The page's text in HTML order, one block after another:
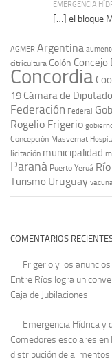
EMERGENCIA
[…] el bloque
AGMER Argentina
citricultura Colón Concejo
Concordia
19 Cámara de
Federación Federal
Rogelio Frigerio
Concepción Masvernat
licitación municipalidad
Paraná Puerto Yeruá
Turismo Uruguay
COMENTARIOS
Frigerio y los
Entre Ríos logra un
Caja de Jubilaciones
Emergencia Hídrica y
Comedores escolares
distribución de alimentos